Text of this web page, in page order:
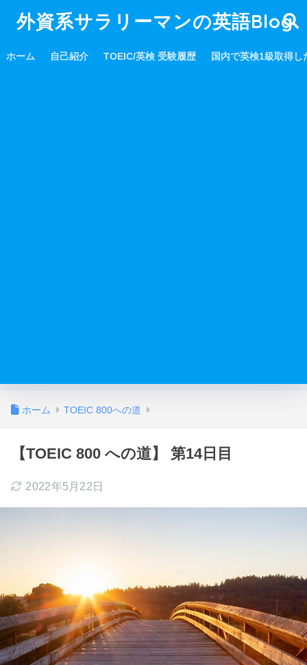
外資系サラリーマンの英語Blog
ホーム 自己紹介 TOEIC/英検 受験履歴 国内で英検1級取得し
ホーム TOEIC 800への道
【TOEIC 800 への道】 第14日目
2022年5月22日